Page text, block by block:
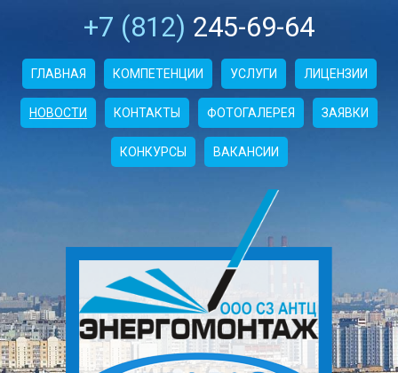
+7 (812) 245-69-64
ГЛАВНАЯ КОМПЕТЕНЦИИ УСЛУГИ ЛИЦЕНЗИИ
НОВОСТИ КОНТАКТЫ ФОТОГАЛЕРЕЯ ЗАЯВКИ
КОНКУРСЫ ВАКАНСИИ